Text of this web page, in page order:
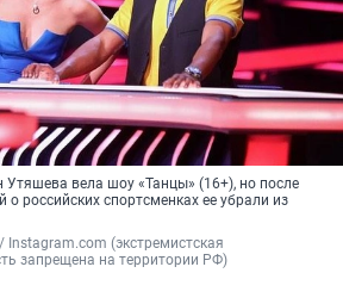
Утяшева вела шоу «Танцы» (16+), но после
российских спортсменках ее убрали из
Instagram.com (экстремистская
запрещена на территории РФ)